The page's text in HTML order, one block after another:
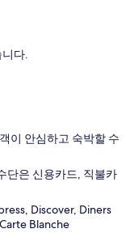
다.
이 안심하고 숙박할 수
단은 신용카드, 직불카
Discover, Diners
Blanche